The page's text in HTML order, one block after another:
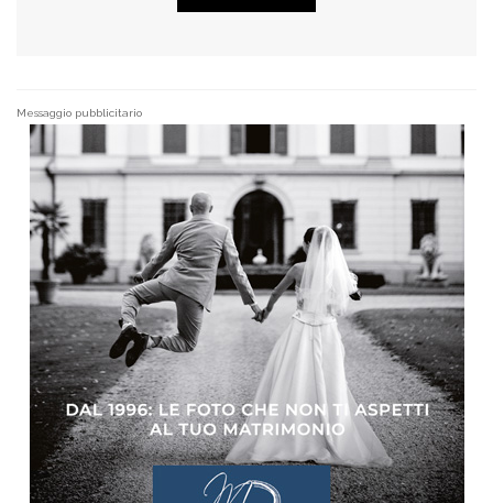
Messaggio pubblicitario